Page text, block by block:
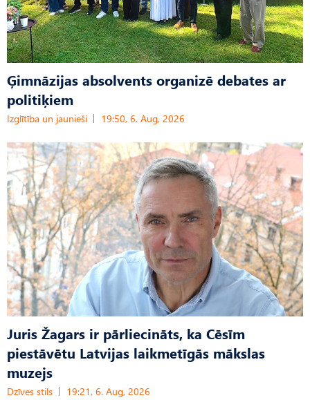
Ģimnāzijas absolvents organizē debates ar
politiķiem
Izglītība un jaunieši 19:50, 6. Aug, 2026
Juris Žagars ir pārliecināts, ka Cēsīm
piestāvētu Latvijas laikmetīgās mākslas
muzejs
Dzīves stils 19:21, 6. Aug, 2026